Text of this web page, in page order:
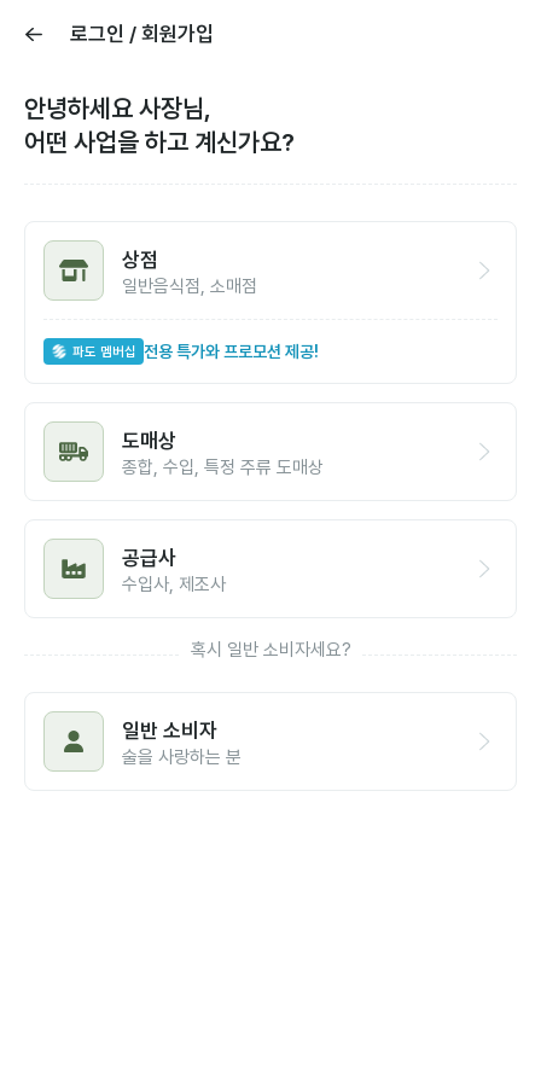
로그인 / 회원가입
안녕하세요 사장님,
어떤 사업을 하고 계신가요?
상점
일반음식점, 소매점
파도 멤버십 전용 특가와 프로모션 제공!
도매상
종합, 수입, 특정 주류 도매상
공급사
수입사, 제조사
혹시 일반 소비자세요?
일반 소비자
술을 사랑하는 분